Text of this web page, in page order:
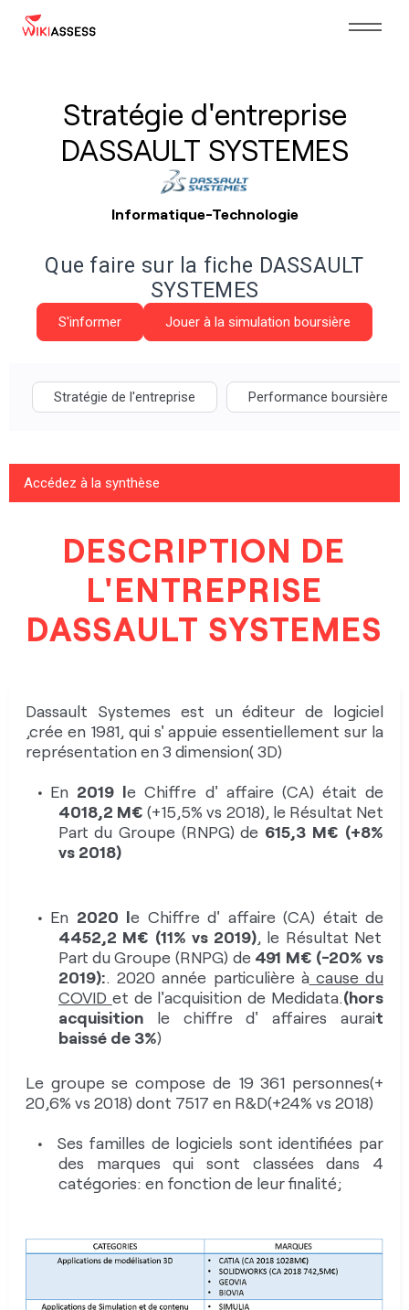
Stratégie d'entreprise
DASSAULT SYSTEMES
Informatique-Technologie
Que faire sur la fiche DASSAULT
SYSTEMES
S'informer Jouer à la simulation boursière
Stratégie de l'entreprise Performance boursière
Stratégie de l'entreprise
Évaluation de l'entreprise
Fil d'actualité
Consulter les avis
Consulter les questions
DASSAULT SYSTEMES et sa stratégie
en bref
Dassault Systèmes (DS) est un éditeur de
logiciel, crée en 1981, qui s’appuie
essentiellement sur la représentation en 3
4452,2 M€ (11% vs 2019), le Résultat Net
Part du Groupe (RNPG) de491 M€ (-20% vs
2019)
20,6% vs 2018) dont 7517 en R&D (+24% vs
2018).
Le groupe propose des solutions logiciels de
permettant d’ aller jusque à la réalisation de
jumeaux numériques des systèmes tant pour
l’industrie, que pour les sciences du vivant .
Sa stratégie est basées sur lacroissance , l'
innovation et la technologie.
Évaluation de l’entreprise
La stratégie
ENSEMBLE DES
CONTRIBUTEURS
L’efficacité des actions menées
par l’entreprise pour atteindre
2.00/4
Accédez à la synthèse
DESCRIPTION DE
L'ENTREPRISE
DASSAULT SYSTEMES
Dassault Systemes est un éditeur de logiciel
,crée en 1981, qui s' appuie essentiellement sur la
représentation en 3 dimension( 3D)
En 2019 le Chiffre d' affaire (CA) était de
4018,2 M€ (+15,5% vs 2018), le Résultat Net
Part du Groupe (RNPG) de 615,3 M€ (+8%
vs 2018)
En 2020 le Chiffre d' affaire (CA) était de
4452,2 M€ (11% vs 2019), le Résultat Net
Part du Groupe (RNPG) de491 M€ (-20% vs
2019):. 2020 année particulière àcause du
COVID et de l'acquisition de Medidata.(hors
acquisition le chiffre d' affaires aurait
baissé de 3%)
Le groupe se compose de 19 361 personnes(+
20,6% vs 2018) dont 7517 en R&D(+24% vs 2018)
Ses familles de logiciels sont identifiées par
des marques qui sont classées dans 4
catégories: en fonction de leur finalité;